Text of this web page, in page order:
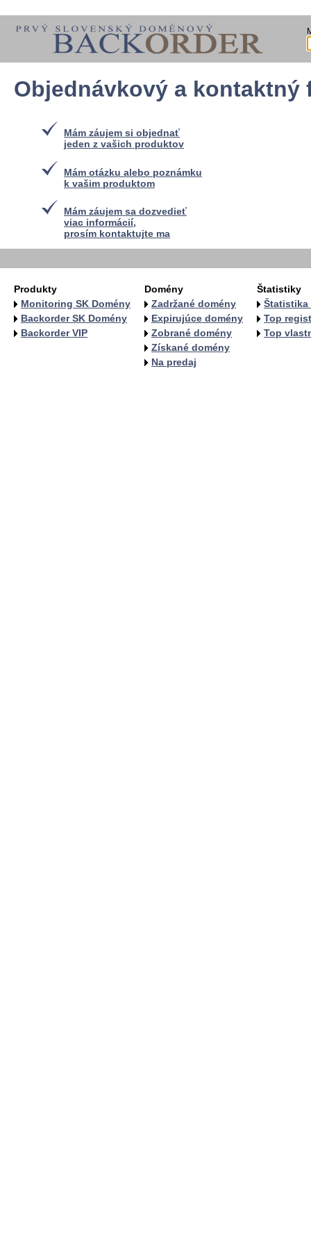
Objednávkový a kontaktný
Mám záujem si objednať
jeden z vašich produktov
Mám otázku alebo poznámku
k vašim produktom
Mám záujem sa dozvedieť
viac informácií,
prosím kontaktujte ma
Produkty
Monitoring SK Domény
Backorder SK Domény
Backorder VIP
Domény
Zadržané domény
Expirujúce domény
Zobrané domény
Získané domény
Na predaj
Štatistiky
Štatistika
Top
Top